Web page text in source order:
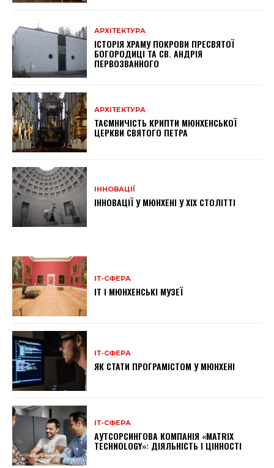
АРХІТЕКТУРА
ІСТОРІЯ ХРАМУ ПОКРОВИ ПРЕСВЯТОЇ
БОГОРОДИЦІ ТА СВ. АНДРІЯ
ПЕРВОЗВАННОГО
АРХІТЕКТУРА
ТАЄМНИЧІСТЬ КРИПТИ МЮНХЕНСЬКОЇ
ЦЕРКВИ СВЯТОГО ПЕТРА
ІННОВАЦІЇ
ІННОВАЦІЇ У МЮНХЕНІ У ХІХ СТОЛІТТІ
ІТ-СФЕРА
IT І МЮНХЕНСЬКІ МУЗЕЇ
ІТ-СФЕРА
ЯК СТАТИ ПРОГРАМІСТОМ У МЮНХЕНІ
ІТ-СФЕРА
АУТСОРСИНГОВА КОМПАНІЯ «MATRIX
TECHNOLOGY»: ДІЯЛЬНІСТЬ І ЦІННОСТІ